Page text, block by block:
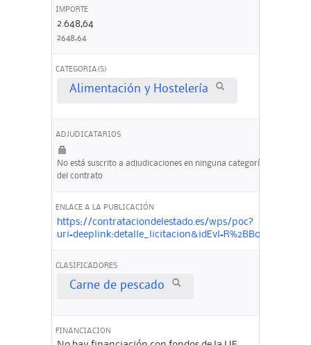
IMPORTE
2.648,64
2648,64
CATEGORIA(S)
Alimentación y Hostelería
ADJUDICATARIOS
No está suscrito a adjudicaciones en ninguna categoría
del contrato
ENLACE A LA PUBLICACIÓN
https://contrataciondelestado.es/wps/poc?
CLASIFICADORES
Carne de pescado
FINANCIACION